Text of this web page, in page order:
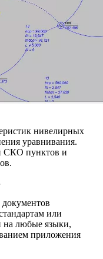
нивелирных
уравнивания.
СКО пунктов и
или
на любые языки,
приложения